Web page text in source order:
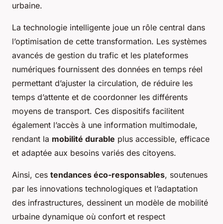
urbaine.
La technologie intelligente joue un rôle central dans
l’optimisation de cette transformation. Les systèmes
avancés de gestion du trafic et les plateformes
numériques fournissent des données en temps réel
permettant d’ajuster la circulation, de réduire les
temps d’attente et de coordonner les différents
moyens de transport. Ces dispositifs facilitent
également l’accès à une information multimodale,
rendant la mobilité durable plus accessible, efficace
et adaptée aux besoins variés des citoyens.
Ainsi, ces tendances éco-responsables, soutenues
par les innovations technologiques et l’adaptation
des infrastructures, dessinent un modèle de mobilité
urbaine dynamique où confort et respect